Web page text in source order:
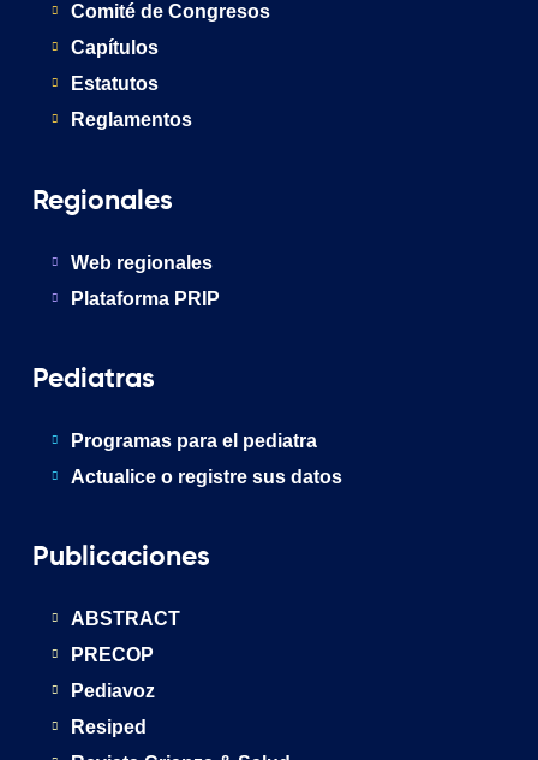
Comité de Congresos
Capítulos
Estatutos
Reglamentos
Regionales
Web regionales
Plataforma PRIP
Pediatras
Programas para el pediatra
Actualice o registre sus datos
Publicaciones
ABSTRACT
PRECOP
Pediavoz
Resiped